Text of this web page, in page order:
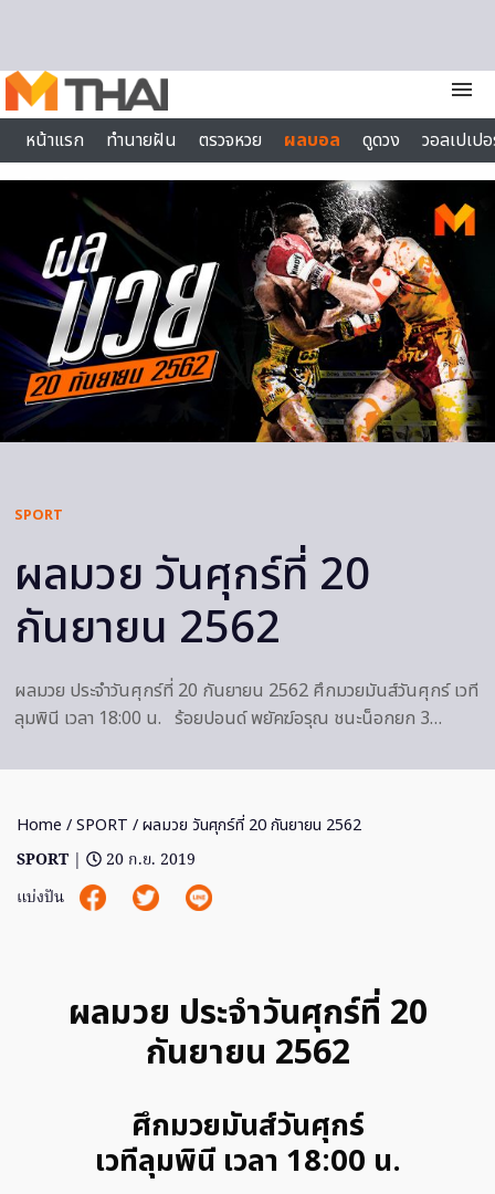
menu
หน้าแรก
ทำนายฝัน ตรวจหวย ผลบอล ดูดวง
วอลเปเป
ไลฟ์สไตล์
SPORT
ผลมวย วันศุกร์ที่ 20
กันยายน 2562
ผลมวย ประจำวันศุกร์ที่ 20 กันยายน 2562 ศึกมวยมันส์วันศุกร์ เวที
ลุมพินี เวลา 18:00 น. ร้อยปอนด์ พยัคฆ์อรุณ ชนะน็อกยก 3…
Home /SPORT / ผลมวย วันศุกร์ที่ 20 กันยายน 2562
SPORT |
20 ก.ย. 2019
แบ่งปัน
ผลมวย ประจำวันศุกร์ที่ 20
กันยายน 2562
ศึกมวยมันส์วันศุกร์
เวทีลุมพินี เวลา 18:00 น.